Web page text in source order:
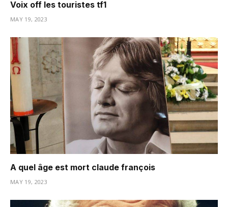
Voix off les touristes tf1
MAY 19, 2023
A quel âge est mort claude françois
MAY 19, 2023